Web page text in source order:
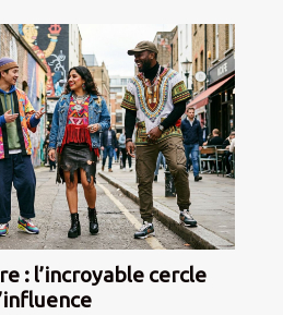
: l’incroyable cercle